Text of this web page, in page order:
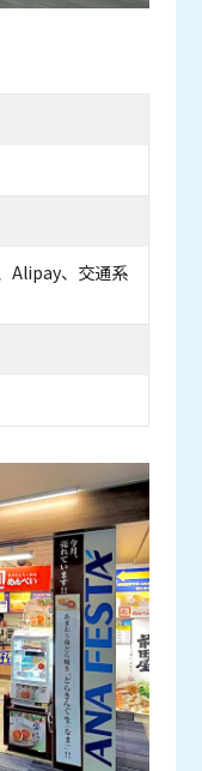
Alipay、交通系